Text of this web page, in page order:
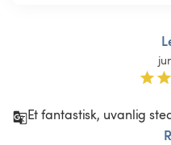
Et fantastisk, uvanlig